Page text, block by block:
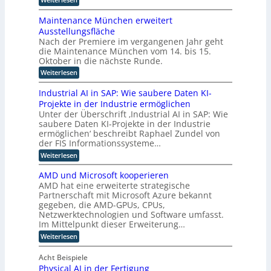
t
e
l
i
g
e
n
z
z
o
p
t
i
m
i
e
r
t
e
n
L
o
u
s
t
r
i
e
z
u
v
o
r
a
n
t
r
e
i
b
t
u
n
d
w
e
c
h
e
R
o
l
l
e
4
.
0
r
i
c
h
t
e
t
F
o
k
u
s
a
u
f
i
n
d
u
s
t
r
i
e
l
l
e
K
I
i
e
l
l
e
r
K
I
E
n
t
w
i
c
k
l
u
n
g
u
n
d
r
e
a
l
e
n
B
e
t
S
i
f
u
n
g
f
ü
r
h
u
m
a
n
o
i
d
R
o
b
o
t
i
k
u
n
K
Maintenance München erweitert
Ausstellungsfläche
Nach der Premiere im vergangenen Jahr geht
die Maintenance München vom 14. bis 15.
Oktober in die nächste Runde.
Weiterlesen:
M
a
i
n
t
e
n
a
n
c
e
M
ü
n
c
h
e
n
e
r
w
e
i
Industrial AI in SAP: Wie saubere Daten KI-
Projekte in der Industrie ermöglichen
Unter der Überschrift ‚Industrial AI in SAP: Wie
saubere Daten KI-Projekte in der Industrie
ermöglichen‘ beschreibt Raphael Zundel von
der FIS Informationssysteme…
Weiterlesen:
I
n
d
u
s
t
r
i
a
l
A
I
i
AMD und Microsoft kooperieren
AMD hat eine erweiterte strategische
Partnerschaft mit Microsoft Azure bekannt
gegeben, die AMD-GPUs, CPUs,
Netzwerktechnologien und Software umfasst.
Im Mittelpunkt dieser Erweiterung…
Weiterlesen:
A
M
D
Acht Beispiele
Physical AI in der Fertigung